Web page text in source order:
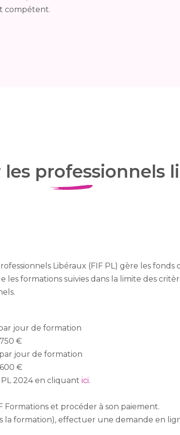
compétent.
professionnels
Libéraux (FIF PL) gère les
formations suivies dans la limite des
jour de formation
€
jour de formation
€
2024 en cliquant ici.
et procéder à son paiement.
formation), effectuer une demande en